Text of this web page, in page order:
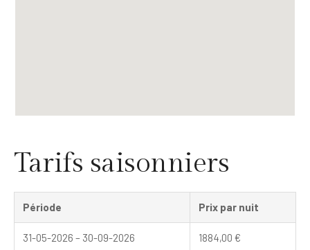
Tarifs saisonniers
Période Prix par nuit
31-05-2026 – 30-09-2026 1884,00 €